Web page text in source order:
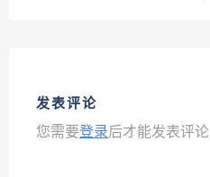
发表评论
您需要登录后才能发表评论